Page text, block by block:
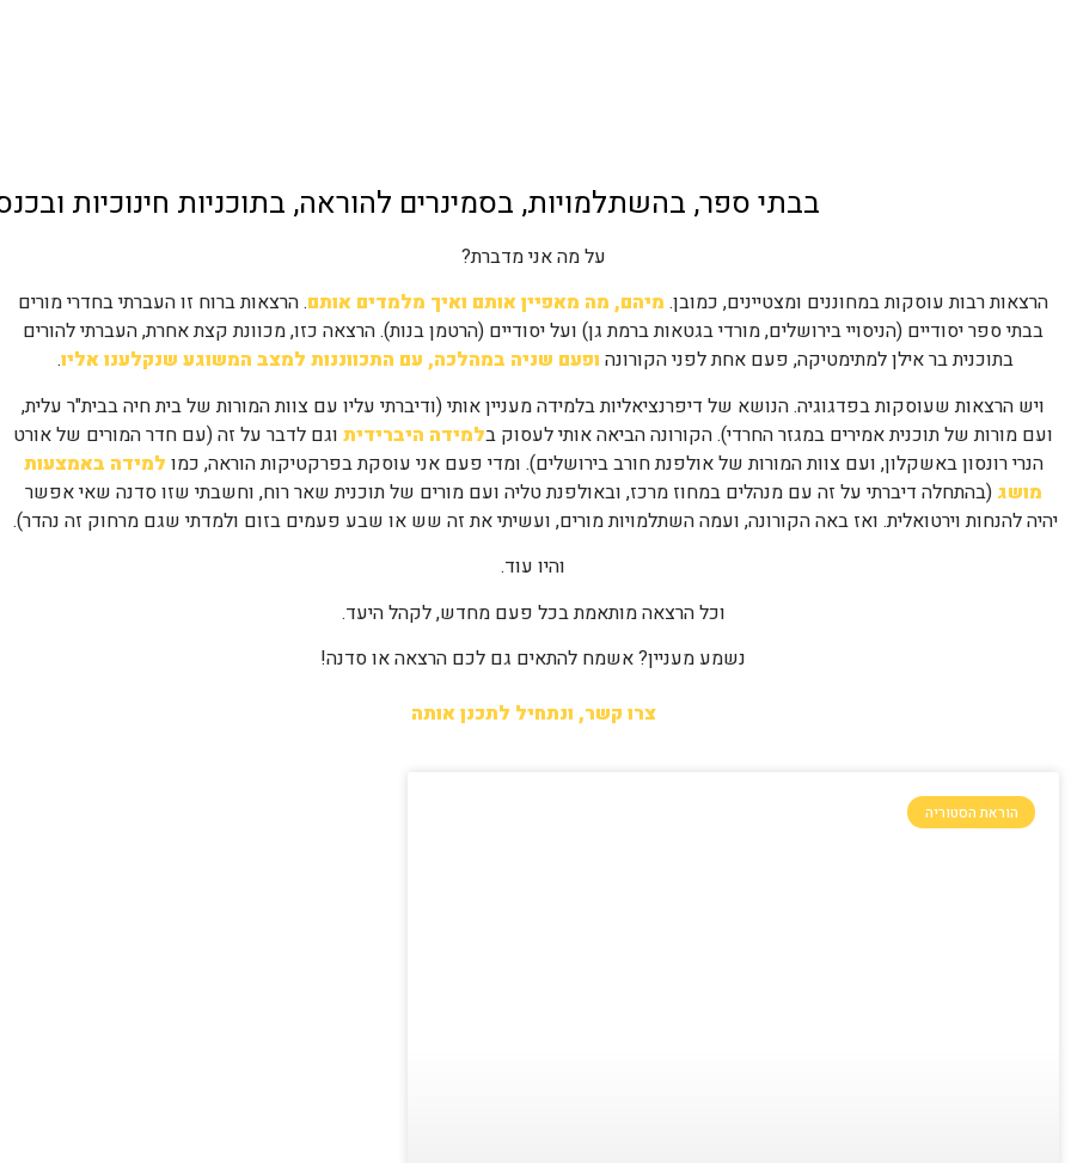
בבתי ספר, בהשתלמויות, בסמינרים להוראה, בתוכניות חינוכיות
על מה אני מדברת?
הרצאות רבות עוסקות במחוננים ומצטיינים, כמובן. מיהם, מה מאפיין אותם ואיך מלמדים אותם. הרצאות ברוח זו העברתי בחדרי מורים
בבתי ספר יסודיים (הניסויי בירושלים, מורדי בגטאות ברמת גן) ועל יסודיים (הרטמן בנות). הרצאה כזו, מכוונת קצת אחרת, העברתי להורים
בתוכנית בר אילן למתימטיקה, פעם אחת לפני הקורונה ופעם שניה במהלכה, עם התכווננות למצב המשוגע שנקלענו אליו.
ויש הרצאות שעוסקות בפדגוגיה. הנושא של דיפרנציאליות בלמידה מעניין אותי (ודיברתי עליו עם צוות המורות של בית חיה בבית"ר עלית,
ועם מורות של תוכנית אמירים במגזר החרדי). הקורונה הביאה אותי לעסוק בלמידה היברידית וגם לדבר על זה (עם חדר המורים של אורט
הנרי רונסון באשקלון, ועם צוות המורות של אולפנת חורב בירושלים). ומדי פעם אני עוסקת בפרקטיקות הוראה, כמו למידה באמצעות
מושג (בהתחלה דיברתי על זה עם מנהלים במחוז מרכז, ובאולפנת טליה ועם מורים של תוכנית שאר רוח, וחשבתי שזו סדנה שאי אפשר
יהיה להנחות וירטואלית. ואז באה הקורונה, ועמה השתלמויות מורים, ועשיתי את זה שש או שבע פעמים בזום ולמדתי שגם מרחוק זה נהדר).
והיו עוד.
וכל הרצאה מותאמת בכל פעם מחדש, לקהל היעד.
נשמע מעניין? אשמח להתאים גם לכם הרצאה או סדנה!
צרו קשר, ונתחיל לתכנן אותה
הוראת הסטוריה